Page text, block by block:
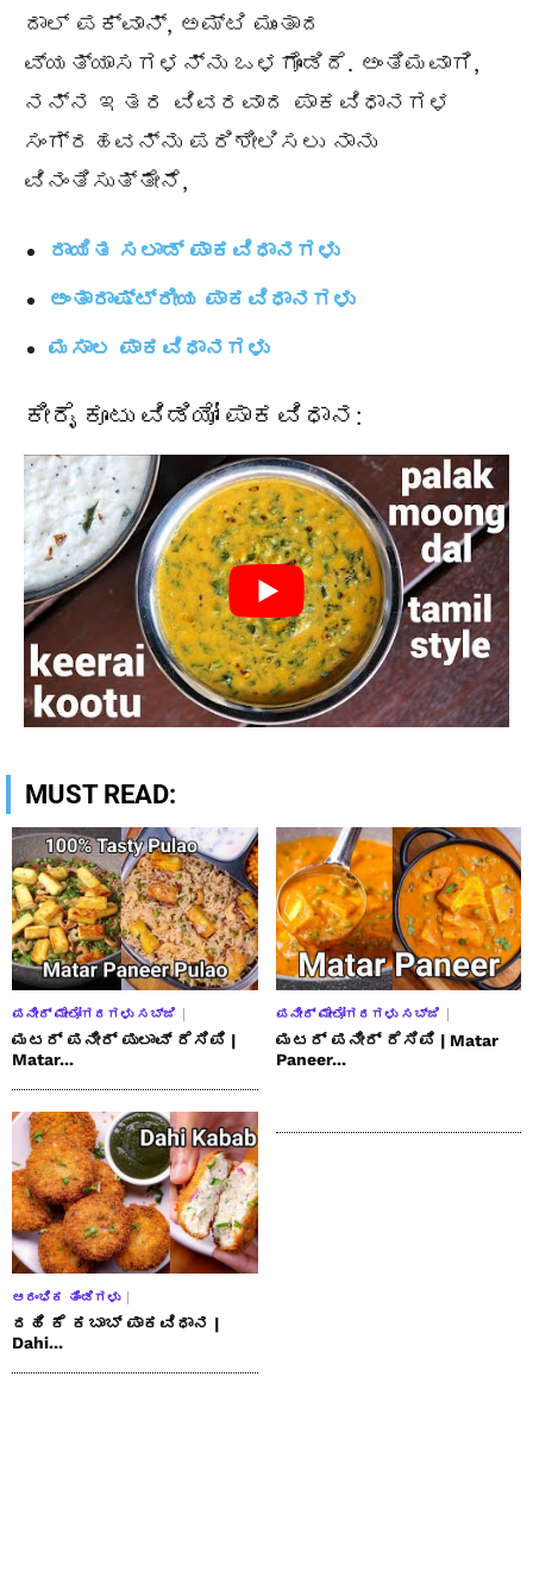
ದಾಲ್ ಪಕ್ವಾನ್, ಅಮ್ಟಿ ಮುಂತಾದ
ವ್ಯತ್ಯಾಸಗಳನ್ನು ಒಳಗೊಂಡಿದೆ. ಅಂತಿಮವಾಗಿ,
ನನ್ನ ಇತರ ವಿವರವಾದ ಪಾಕವಿಧಾನಗಳ
ಸಂಗ್ರಹವನ್ನು ಪರಿಶೀಲಿಸಲು ನಾನು
ವಿನಂತಿಸುತ್ತೇನೆ,
ರಾಯಿತ ಸಲಾಡ್ ಪಾಕವಿಧಾನಗಳು
ಅಂತಾರಾಷ್ಟ್ರೀಯ ಪಾಕವಿಧಾನಗಳು
ಮಸಾಲ ಪಾಕವಿಧಾನಗಳು
ಕೀರೈ ಕೂಟು ವಿಡಿಯೋ ಪಾಕವಿಧಾನ:
MUST READ:
ಪನೀರ್ ಮೇಲೋಗರಗಳು ಸಬ್ಜಿ
ಮಟರ್ ಪನೀರ್ ಪುಲಾವ್ ರೆಸಿಪಿ |
Matar...
ಪನೀರ್ ಮೇಲೋಗರಗಳು ಸಬ್ಜಿ
ಮಟರ್ ಪನೀರ್ ರೆಸಿಪಿ | Matar
Paneer...
ಆರಂಭಿಕ ತಿಂಡಿಗಳು
ದಹಿ ಕೆ ಕಬಾಬ್ ಪಾಕವಿಧಾನ |
Dahi...